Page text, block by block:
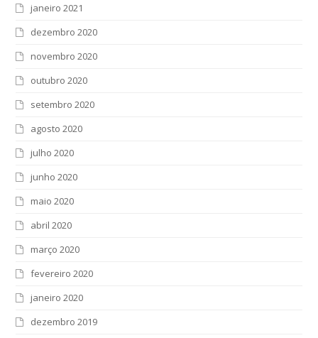
janeiro 2021
dezembro 2020
novembro 2020
outubro 2020
setembro 2020
agosto 2020
julho 2020
junho 2020
maio 2020
abril 2020
março 2020
fevereiro 2020
janeiro 2020
dezembro 2019